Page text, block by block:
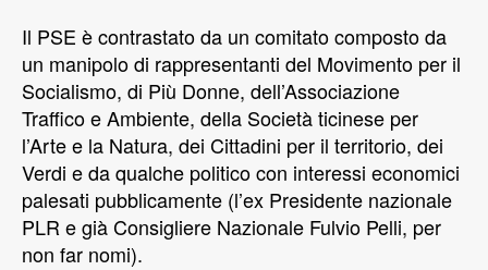
Il PSE è contrastato da un comitato composto da
un manipolo di rappresentanti del Movimento per il
Socialismo, di Più Donne, dell’Associazione
Traffico e Ambiente, della Società ticinese per
l’Arte e la Natura, dei Cittadini per il territorio, dei
Verdi e da qualche politico con interessi economici
palesati pubblicamente (l’ex Presidente nazionale
PLR e già Consigliere Nazionale Fulvio Pelli, per
non far nomi).